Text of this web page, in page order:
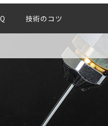
技術のコツ